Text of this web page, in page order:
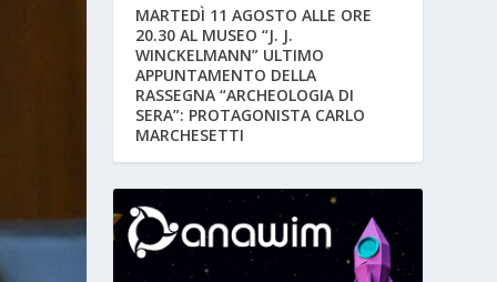
MARTEDÌ 11 AGOSTO ALLE ORE
20.30 AL MUSEO “J. J.
WINCKELMANN” ULTIMO
APPUNTAMENTO DELLA
RASSEGNA “ARCHEOLOGIA DI
SERA”: PROTAGONISTA CARLO
MARCHESETTI